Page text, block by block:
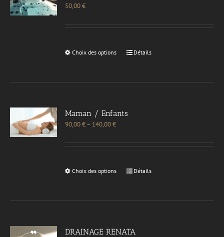
50,00€
Choix des options Détails
Maman / Enfants
90,00€– 140,00€
Choix des options Détails
DRAINAGE RENATA